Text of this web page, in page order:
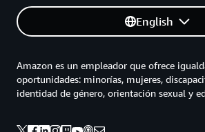
English
Amazon es un empleador que ofrece
oportunidades: minorías, mujeres,
identidad de género, orientación sexual y